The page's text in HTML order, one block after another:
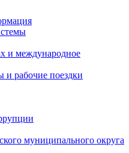
и международное
рабочие поездки
муниципального округа